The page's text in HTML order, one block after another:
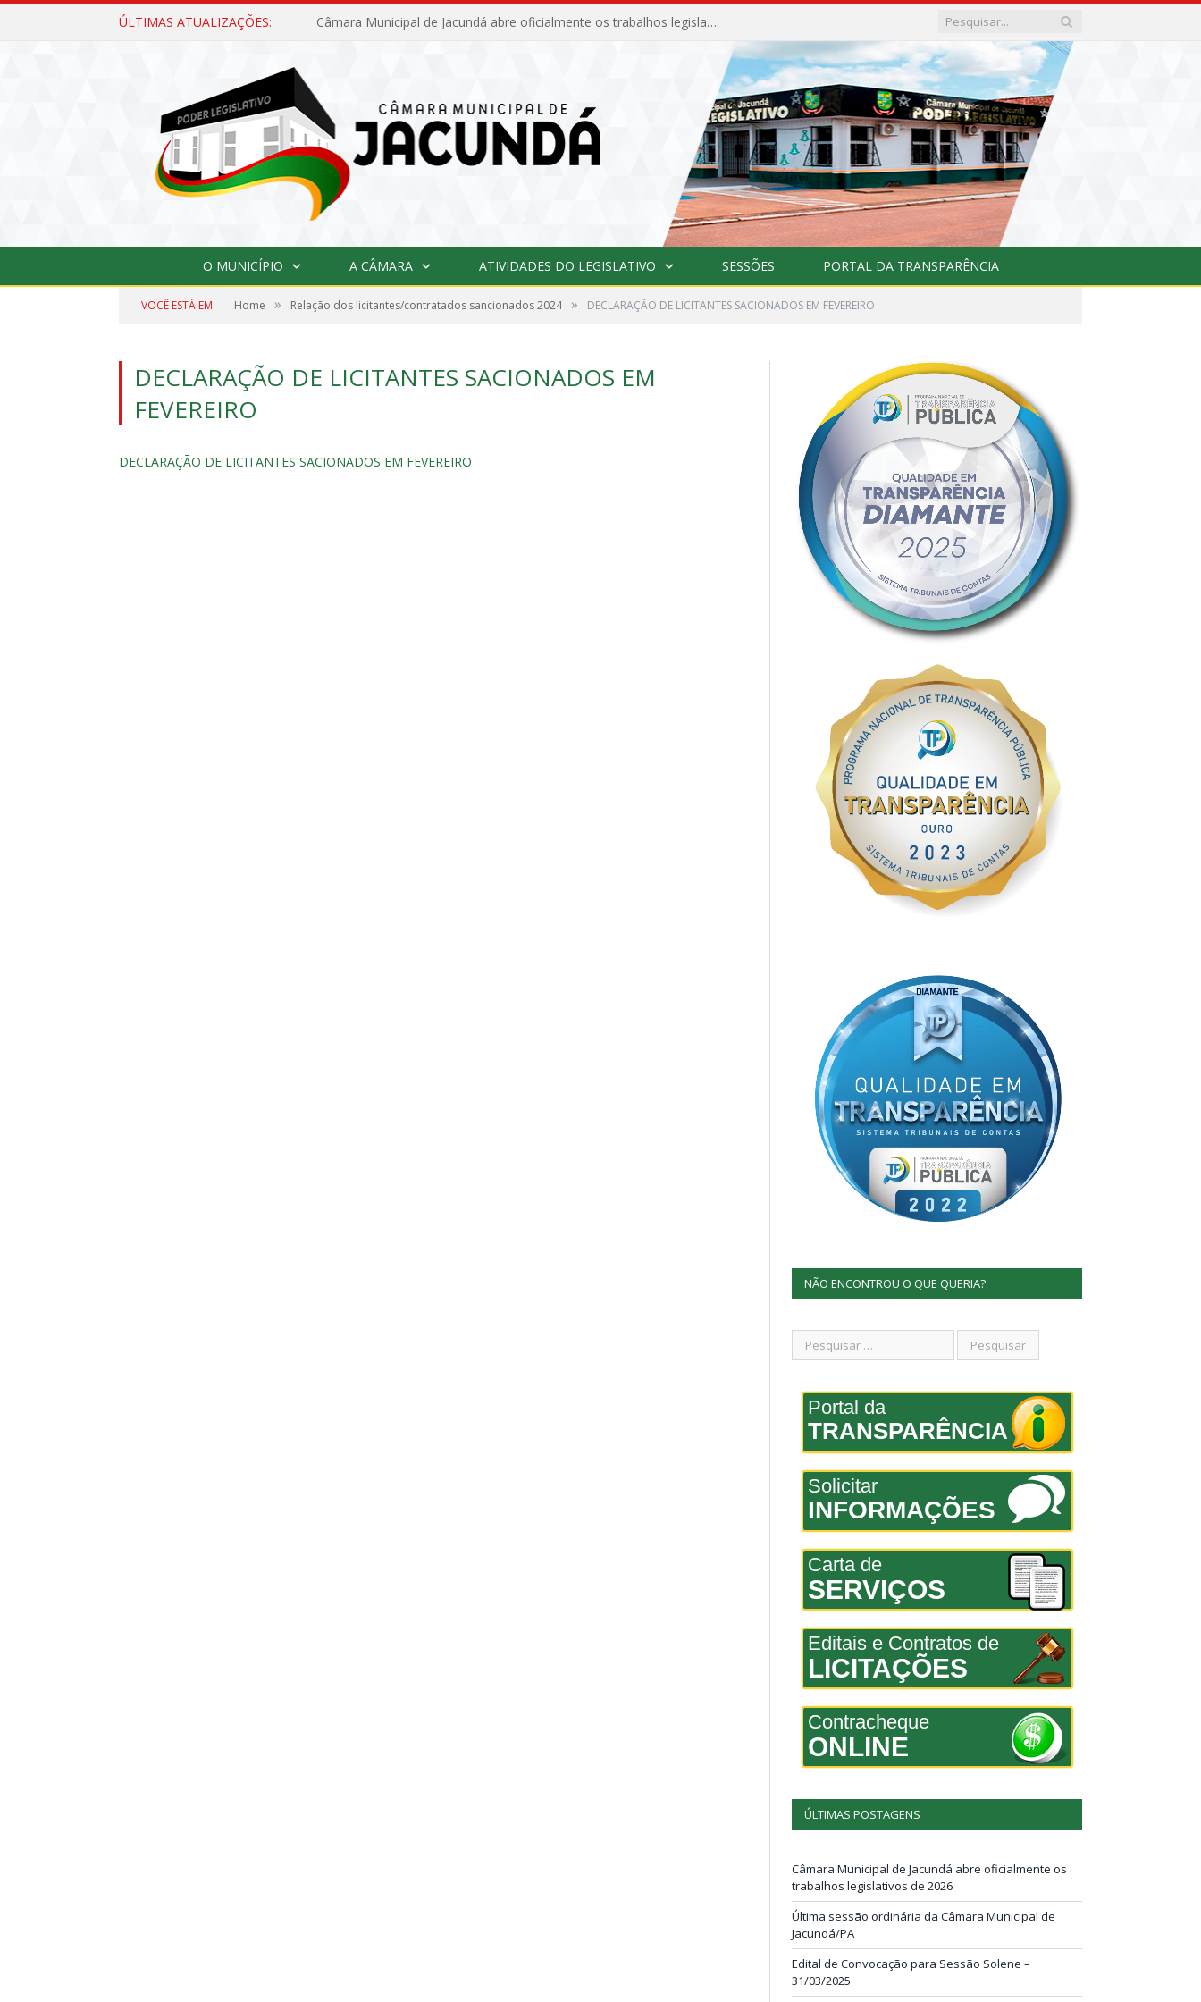
ÚLTIMAS ATUALIZAÇÕES: Câmara Municipal de Jacundá abre oficialmente os trabalhos legislativos de 2026
O MUNICÍPIO A CÂMARA ATIVIDADES DO LEGISLATIVO SESSÕES PORTAL DA TRANSPARÊNCIA
VOCÊ ESTÁ EM: Home » Relação dos licitantes/contratados sancionados 2024 » DECLARAÇÃO DE LICITANTES SACIONADOS EM FEVEREIRO
DECLARAÇÃO DE LICITANTES SACIONADOS EM
FEVEREIRO
DECLARAÇÃO DE LICITANTES SACIONADOS EM FEVEREIRO
NÃO ENCONTROU O QUE QUERIA?
Portal da
TRANSPARÊNCIA
Solicitar
INFORMAÇÕES
Carta de
SERVIÇOS
Editais e Contratos de
LICITAÇÕES
Contracheque
ONLINE
ÚLTIMAS POSTAGENS
Câmara Municipal de Jacundá abre oficialmente os
trabalhos legislativos de 2026
Última sessão ordinária da Câmara Municipal de
Jacundá/PA
Edital de Convocação para Sessão Solene –
31/03/2025